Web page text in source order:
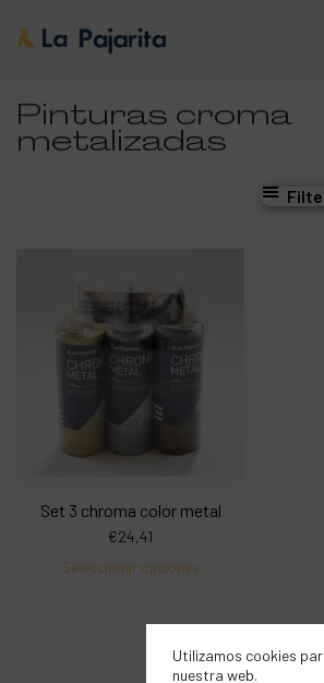
Pinturas croma
metalizadas
Set 3 chroma color metal
€24,41
Seleccionar opciones
Utilizamos cookies
nuestra web.